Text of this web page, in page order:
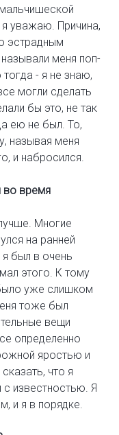
я уважаю. Причина,
эстрадным
меня поп-
- я не знаю,
могли сделать
бы это, не так
ею не был. То,
называя меня
и набросился.
во время
Многие
на ранней
я был в очень
этого. К тому
уже слишком
тоже был
вещи
определенно
яростью и
что я
известностью. Я
и я в порядке.